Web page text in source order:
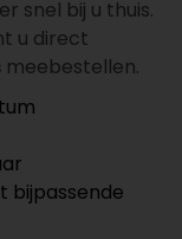
snel bij u thuis.
u direct
meebestellen.
bijpassende